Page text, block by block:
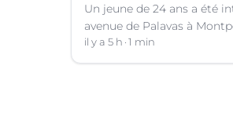
Un jeune de 24 ans a été
avenue de Palavas à
suspecté d'avoir volé le sac
il y a 5 h 1 min